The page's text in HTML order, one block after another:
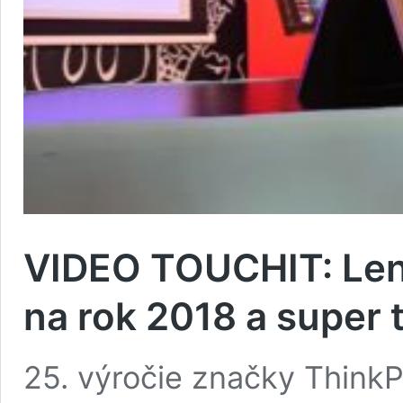
VIDEO TOUCHIT:
na rok 2018 a super
25. výročie značky